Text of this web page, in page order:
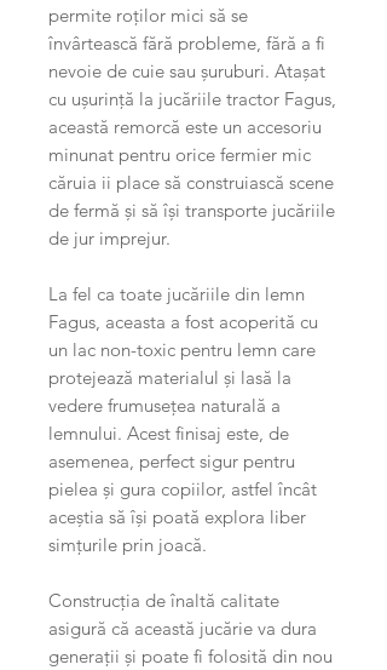
permite roților mici să se
învârtească fără probleme, fără a fi
nevoie de cuie sau șuruburi. Atașat
cu ușurință la jucăriile tractor Fagus,
această remorcă este un accesoriu
minunat pentru orice fermier mic
căruia ii place să construiască scene
de fermă și să își transporte jucăriile
de jur imprejur.
La fel ca toate jucăriile din lemn
Fagus, aceasta a fost acoperită cu
un lac non-toxic pentru lemn care
protejează materialul și lasă la
vedere frumusețea naturală a
lemnului. Acest finisaj este, de
asemenea, perfect sigur pentru
pielea și gura copiilor, astfel încât
aceștia să își poată explora liber
simțurile prin joacă.
Construcția de înaltă calitate
asigură că această jucărie va dura
generații și poate fi folosită din nou